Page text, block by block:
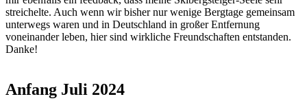
streichelte. Auch wenn wir bisher nur wenige Bergtage gemeinsam
unterwegs waren und in Deutschland in großer Entfernung
voneinander leben, hier sind wirkliche Freundschaften entstanden.
Danke!
Anfang Juli 2024